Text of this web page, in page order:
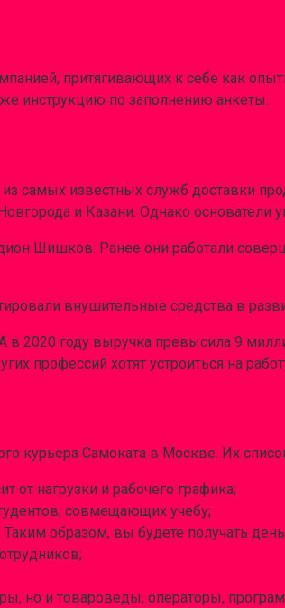
притягивающих к себе как
инструкцию по заполнению анкеты.
самых известных служб доставки
и Казани. Однако основатели
Шишков. Ранее они работали
внушительные средства в
в 2020 году выручка превысила 9
профессий хотят устроиться на
курьера Самоката в Москве. Их
от нагрузки и рабочего графика;
совмещающих учебу;
Таким образом, вы будете получать
но и товароведы, операторы,